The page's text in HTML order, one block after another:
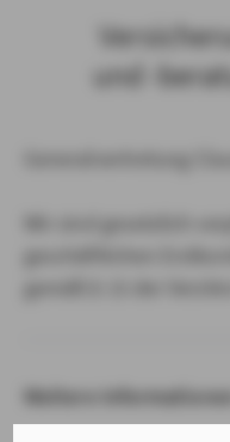
und -
Weitere